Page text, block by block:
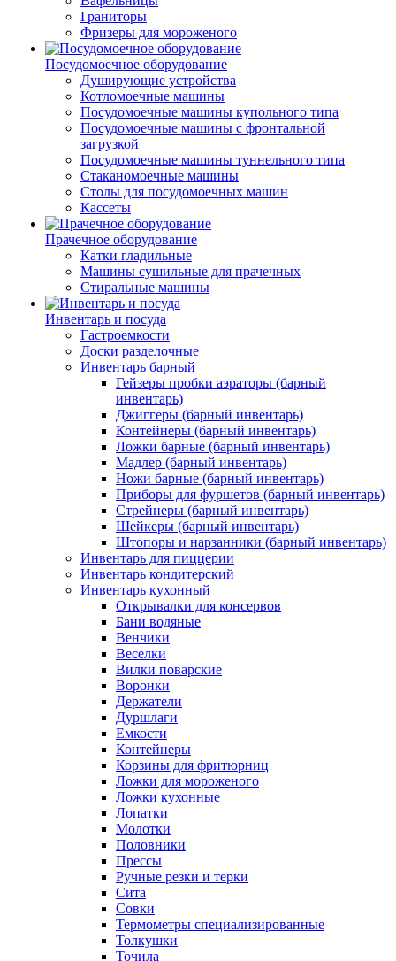
Граниторы
Фризеры для мороженого
Посудомоечное оборудование
Душирующие устройства
Котломоечные машины
Посудомоечные машины купольного типа
Посудомоечные машины с фронтальной
загрузкой
Посудомоечные машины туннельного типа
Стаканомоечные машины
Столы для посудомоечных машин
Кассеты
Прачечное оборудование
Катки гладильные
Машины сушильные для прачечных
Стиральные машины
Инвентарь и посуда
Гастроемкости
Доски разделочные
Инвентарь барный
Гейзеры пробки аэраторы (барный
инвентарь)
Джиггеры (барный инвентарь)
Контейнеры (барный инвентарь)
Ложки барные (барный инвентарь)
Мадлер (барный инвентарь)
Ножи барные (барный инвентарь)
Приборы для фуршетов (барный инвентарь)
Стрейнеры (барный инвентарь)
Шейкеры (барный инвентарь)
Штопоры и нарзанники (барный инвентарь)
Инвентарь для пиццерии
Инвентарь кондитерский
Инвентарь кухонный
Открывалки для консервов
Бани водяные
Венчики
Веселки
Вилки поварские
Воронки
Держатели
Дуршлаги
Емкости
Контейнеры
Корзины для фритюрниц
Ложки для мороженого
Ложки кухонные
Лопатки
Молотки
Половники
Прессы
Ручные резки и терки
Сита
Совки
Термометры специализированные
Толкушки
Точила